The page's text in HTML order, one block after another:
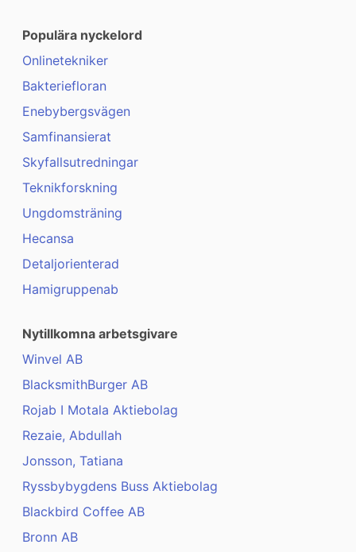
Populära nyckelord
Onlinetekniker
Bakteriefloran
Enebybergsvägen
Samfinansierat
Skyfallsutredningar
Teknikforskning
Ungdomsträning
Hecansa
Detaljorienterad
Hamigruppenab
Nytillkomna arbetsgivare
Winvel AB
BlacksmithBurger AB
Rojab I Motala Aktiebolag
Rezaie, Abdullah
Jonsson, Tatiana
Ryssbybygdens Buss Aktiebolag
Blackbird Coffee AB
Bronn AB